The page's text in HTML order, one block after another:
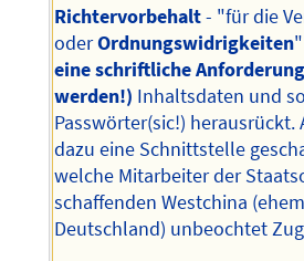
Richtervorbehalt- "für die
oderOrdnungswidrigkeiten
eine schriftliche
werden!) Inhaltsdaten und
Passwörter(sic!) herausrückt.
dazu eine Schnittstelle
welche Mitarbeiter der
schaffenden Westchina
Deutschland) unbeochtet